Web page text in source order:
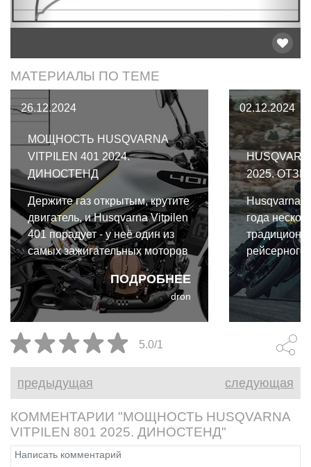
МАТЕРИАЛЫ ПО ТЕМЕ
26.12.2024
МОЩНОСТЬ HUSQVARNA
VITPILEN 401 2024.
ДИНОСТЕНД
ПОДРОБНЕЕ
Держите газ открытым, крутите
двигатель, и Husqvarna Vitpilen
401 порадует - у неё один из
самых зажигательных моторов
в этом классе.
dron
02.12.2024
2025.
Husqvarna
года
рейсерного
вместо
ближе к
глубоким
5.0/1
предыдущая следующая
КОММЕНТАРИИ "МОЩНОСТЬ HUSQVARNA
VITPILEN 801 2025. ДИНОСТЕНД"